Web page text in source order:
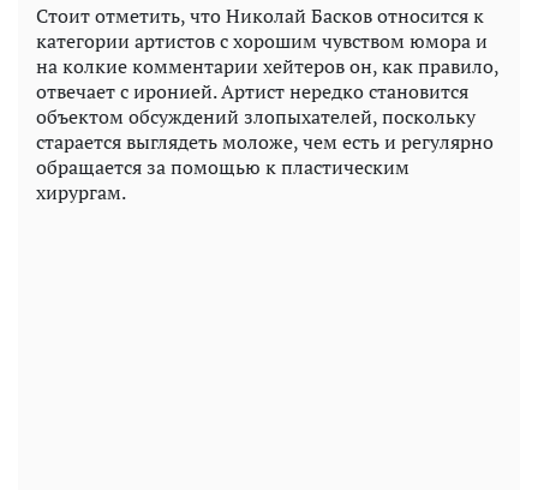
Стоит отметить, что Николай Басков относится к
категории артистов с хорошим чувством юмора и
на колкие комментарии хейтеров он, как правило,
отвечает с иронией. Артист нередко становится
объектом обсуждений злопыхателей, поскольку
старается выглядеть моложе, чем есть и регулярно
обращается за помощью к пластическим
хирургам.